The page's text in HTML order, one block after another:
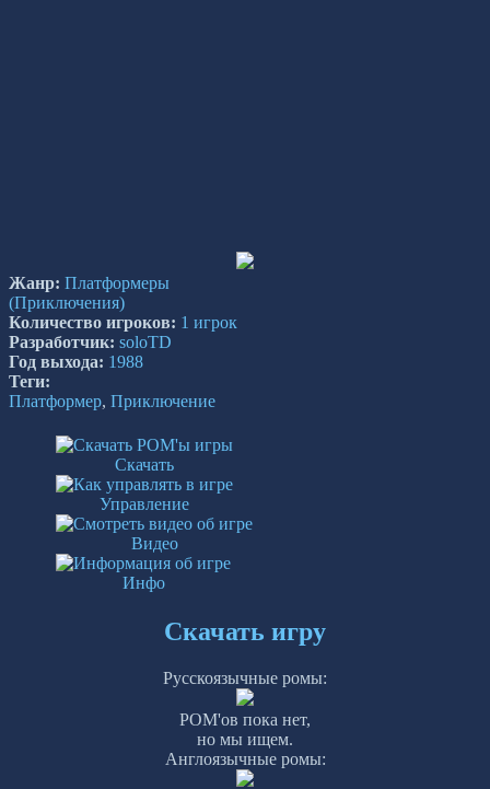
Жанр: Платформеры
(Приключения)
Количество игроков: 1 игрок
Разработчик: soloTD
Год выхода: 1988
Теги:
Платформер, Приключение
Скачать
Управление
Видео
Инфо
Скачать игру
Русскоязычные ромы:
РОМ'ов пока нет,
но мы ищем.
Англоязычные ромы: